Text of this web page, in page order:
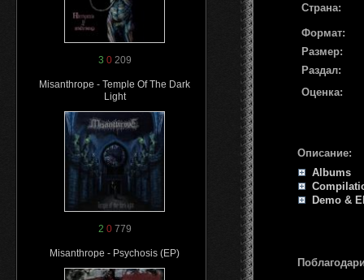
3 0209
Misanthrope - Temple Of The Dark
Light
2 0779
Misanthrope - Psychosis (EP)
Страна:
Формат:
Размер:
Раздал:
Оценка:
Описание:
Albums
Demo &